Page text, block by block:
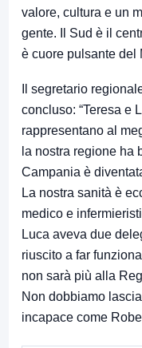
valore, cultura e un
gente. Il Sud è il
è cuore pulsante del
Il segretario
concluso: “Teresa e
rappresentano al
la nostra regione ha
Campania è
La nostra sanità è
medico e
Luca aveva due
riuscito a far
non sarà più alla
Non dobbiamo
incapace come